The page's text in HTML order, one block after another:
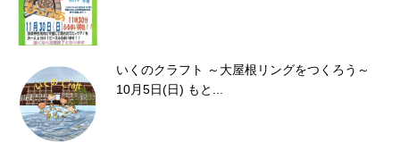
いくのクラフト ～大屋根リングをつくろう～
10月5日(日) もと...